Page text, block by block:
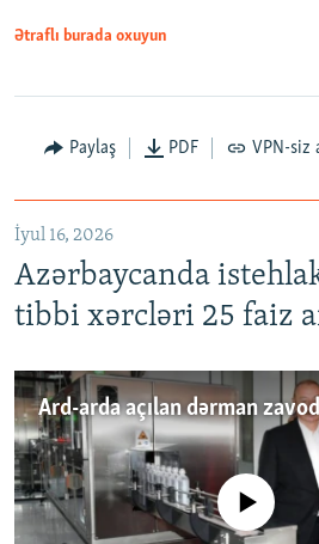
Ətraflı burada oxuyun
Paylaş PDF VPN-siz
İyul 16, 2026
Azərbaycanda
tibbi xərcləri 25 faiz
No media source